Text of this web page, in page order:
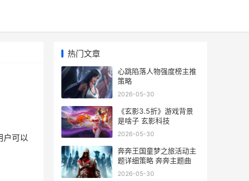
户可以
热门文章
心跳陷落人物强度榜主推
策略
2026-05-30
《玄影3.5折》游戏背景
是啥子 玄影科技
2026-05-30
奔奔王国童梦之旅活动主
题详细策略 奔奔主题曲
2026-05-30